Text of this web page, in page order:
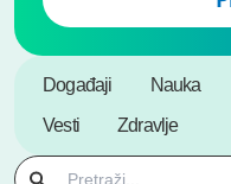
Događaji Nauka
Vesti
Zdravlje